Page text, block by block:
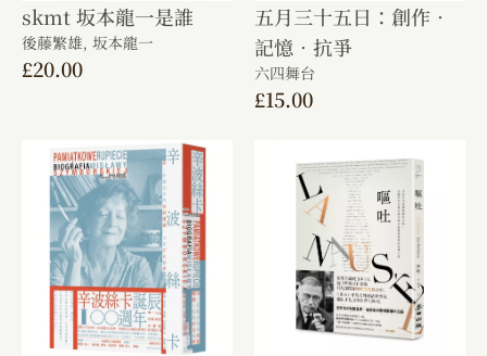
skmt 坂本龍一是誰
後藤繁雄, 坂本龍一
£20.00
五月三十五日：創作．
記憶．抗爭
六四舞台
£15.00